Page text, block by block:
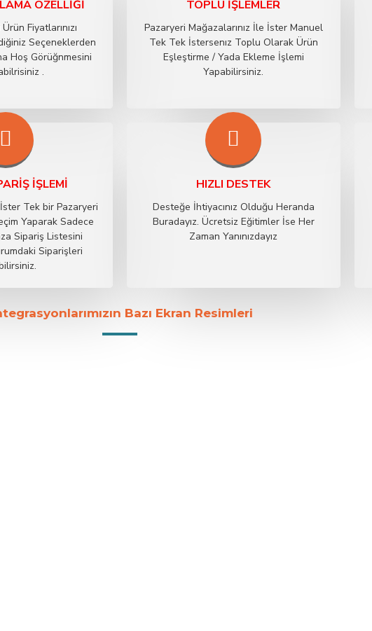
ÖZELLIĞI
Fiyatlarınızı
Seçeneklerden
Hoş Görüğnmesini
.
TOPLU İŞLEMLER
Pazaryeri Mağazalarınız İle İster Manuel
Tek Tek İstersenız Toplu Olarak Ürün
Eşleştirme / Yada Ekleme İşlemi
Yapabilirsiniz.
İŞLEMI
Tek bir Pazaryeri
Yaparak Sadece
Sipariş Listesini
Siparişleri
HIZLI DESTEK
Desteğe İhtiyacınız Olduğu Heranda
Buradayız. Ücretsiz Eğitimler İse Her
Zaman Yanınızdayız
Bazı Ekran Resimleri